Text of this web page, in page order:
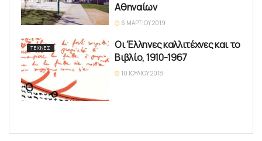
Αθηναίων
6 ΜΑΡΤΊΟΥ 2019
ΤΈΧΝΕΣ
Οι Έλληνες καλλιτέχνες και το
Βιβλίο, 1910-1967
10 ΙΟΥΛΊΟΥ 2018